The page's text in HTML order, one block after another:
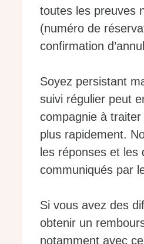
toutes les preuves
(numéro de
confirmation
Soyez persistant
suivi régulier peut
compagnie à
plus rapidement.
les réponses et les
communiqués par
Si vous avez des
obtenir un
notamment avec